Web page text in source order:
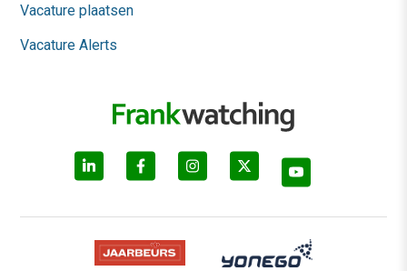
Vacature plaatsen
Vacature Alerts